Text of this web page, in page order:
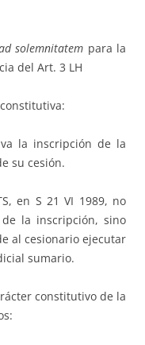
solemnitatem para la
del Art. 3 LH
la inscripción de la
su cesión.
en S 21 VI 1989, no
la inscripción, sino
al cesionario ejecutar
sumario.
constitutivo de la